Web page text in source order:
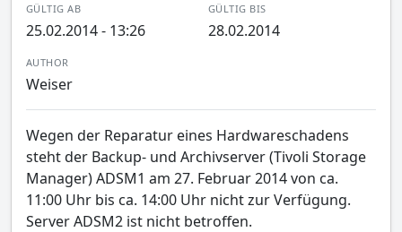
GÜLTIG AB
25.02.2014 - 13:26
GÜLTIG BIS
28.02.2014
AUTHOR
Weiser
Wegen der Reparatur eines Hardwareschadens
steht der Backup- und Archivserver (Tivoli Storage
Manager) ADSM1 am 27. Februar 2014 von ca.
11:00 Uhr bis ca. 14:00 Uhr nicht zur Verfügung.
Server ADSM2 ist nicht betroffen.